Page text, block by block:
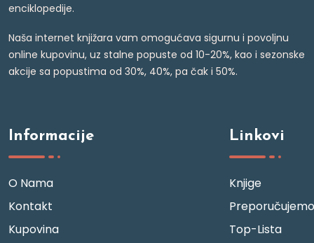
enciklopedije.
Naša internet knjižara vam omogućava sigurnu i povoljnu
online kupovinu, uz stalne popuste od 10-20%, kao i sezonske
akcije sa popustima od 30%, 40%, pa čak i 50%.
Informacije
O Nama
Kontakt
Kupovina
Linkovi
Knjige
Preporučujemo
Top-Lista